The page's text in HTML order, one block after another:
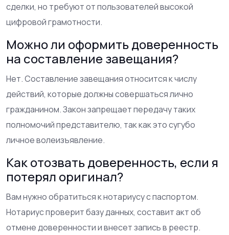
сделки, но требуют от пользователей высокой
цифровой грамотности.
Можно ли оформить доверенность
на составление завещания?
Нет. Составление завещания относится к числу
действий, которые должны совершаться лично
гражданином. Закон запрещает передачу таких
полномочий представителю, так как это сугубо
личное волеизъявление.
Как отозвать доверенность, если я
потерял оригинал?
Вам нужно обратиться к нотариусу с паспортом.
Нотариус проверит базу данных, составит акт об
отмене доверенности и внесет запись в реестр.